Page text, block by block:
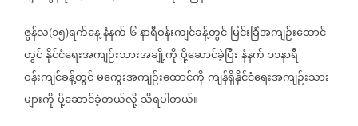
ဇွန်လ(၁၅)ရက်နေ့နံနက် ၆နာရီဝန်းကျင်ခန့်တွင်မြင်းခြံအကျဉ်းထောင်
တွင်နိုင်ငံရေးအကျဉ်းသားအချို့ကိုပို့ဆောင်ခဲ့ပြီးနံနက် ၁၁နာရီ
ဝန်းကျင်ခန့်တွင်မကွေးအကျဉ်းထောင်ကိုကျန်ရှိနိုင်ငံရေးအကျဉ်းသား
များကိုပို့ဆောင်ခဲ့တယ်လို့သိရပါတယ်။